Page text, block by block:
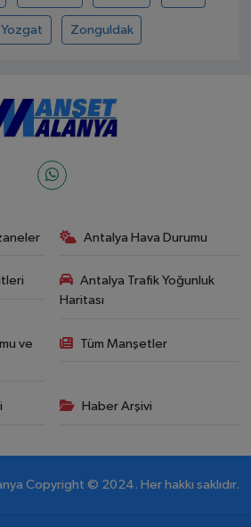
Yozgat Zonguldak
Antalya Hava Durumu
Antalya Trafik Yoğunluk
Haritası
ve
Tüm Manşetler
Haber Arşivi
Copyright © 2024. Her hakkı saklıdır.